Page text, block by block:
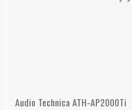
Audio Technica ATH-AP2000Ti